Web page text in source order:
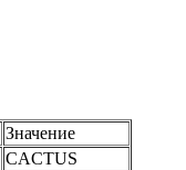
Значение
CACTUS